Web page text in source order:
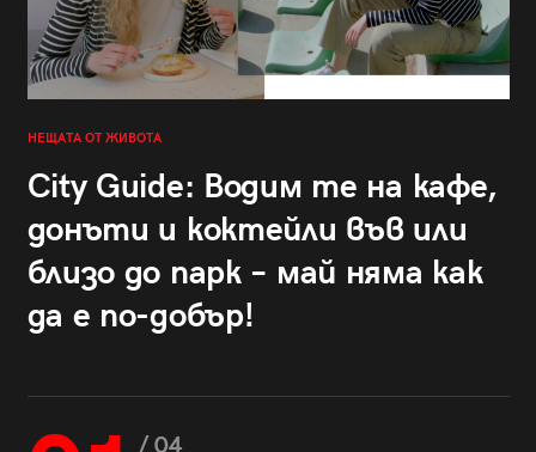
НЕЩАТА ОТ ЖИВОТА
City Guide: Водим те на кафе,
донъти и коктейли във или
близо до парк – май няма как
да е по-добър!
/ 04